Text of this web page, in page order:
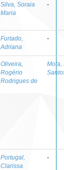
Silva, Soraia
Maria
-
Furtado,
Adriana
-
Oliveira,
Rogério
Rodrigues de
Mota,
Portugal,
Clarissa
-